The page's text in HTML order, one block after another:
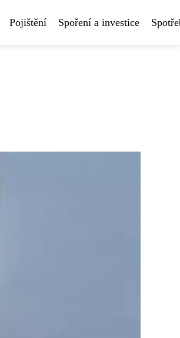
Pojištění Spoření a investice